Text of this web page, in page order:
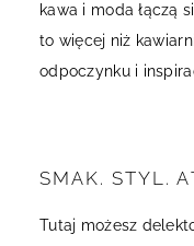
kawa i moda łączą
to więcej niż
odpoczynku i
SMAK. STYL.
Tutaj możesz